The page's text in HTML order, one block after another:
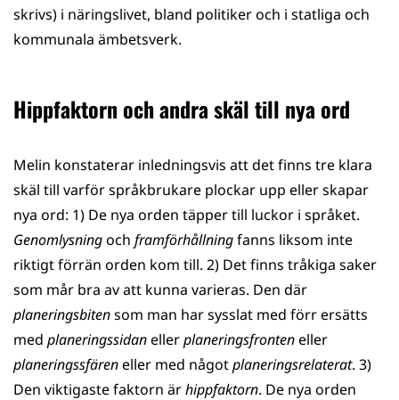
skrivs) i näringslivet, bland politiker och i statliga och
kommunala ämbetsverk.
Hippfaktorn och andra skäl till nya ord
Melin konstaterar inledningsvis att det finns tre klara
skäl till varför språkbrukare plockar upp eller skapar
nya ord: 1) De nya orden täpper till luckor i språket.
Genomlysningoch framförhållningfanns liksom inte
riktigt förrän orden kom till. 2) Det finns tråkiga saker
som mår bra av att kunna varieras. Den där
planeringsbitensom man har sysslat med förr ersätts
med planeringssidanellerplaneringsfronteneller
planeringssfäreneller med någotplaneringsrelaterat. 3)
Den viktigaste faktorn ärhippfaktorn. De nya orden